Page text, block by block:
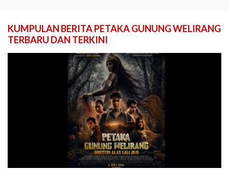
KUMPULAN BERITA PETAKA GUNUNG WELIRANG
TERBARU DAN TERKINI